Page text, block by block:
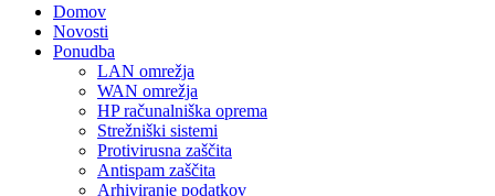
Domov
Novosti
Ponudba
LAN omrežja
WAN omrežja
HP računalniška oprema
Strežniški sistemi
Protivirusna zaščita
Antispam zaščita
Arhiviranje podatkov